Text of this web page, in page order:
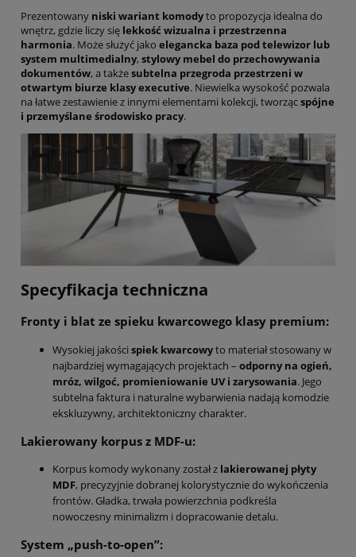
Prezentowany niski wariant komodyto propozycja idealna do
wnętrz, gdzie liczy się lekkość wizualna i przestrzenna
harmonia. Może służyć jako elegancka baza pod telewizor lub
system multimedialny, stylowy mebel do przechowywania
dokumentów, a takżesubtelna przegroda przestrzeni w
otwartym biurze klasy executive. Niewielka wysokość pozwala
na łatwe zestawienie z innymi elementami kolekcji, tworzącspójne
i przemyślane środowisko pracy.
Specyfikacja techniczna
Fronty i blat ze spieku kwarcowego klasy premium:
Wysokiej jakości spiek kwarcowyto materiał stosowany w
najbardziej wymagających projektach – odporny na ogień,
mróz, wilgoć, promieniowanie UV i zarysowania. Jego
subtelna faktura i naturalne wybarwienia nadają komodzie
ekskluzywny, architektoniczny charakter.
Lakierowany korpus z MDF-u:
Korpus komody wykonany został z lakierowanej płyty
MDF, precyzyjnie dobranej kolorystycznie do wykończenia
frontów. Gładka, trwała powierzchnia podkreśla
nowoczesny minimalizm i dopracowanie detalu.
System „push-to-open”: